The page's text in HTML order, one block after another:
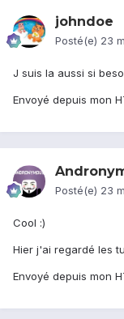
johndoe
Posté(e) 23
J suis la aussi si
Envoyé depuis mon
Posté(e) 23
Cool :)
Hier j'ai regardé les
Envoyé depuis mon